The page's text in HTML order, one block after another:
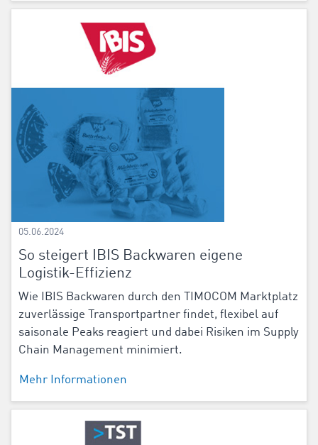
05.06.2024
So steigert IBIS Backwaren eigene
Logistik-Effizienz
Wie IBIS Backwaren durch den TIMOCOM Marktplatz
zuverlässige Transportpartner findet, flexibel auf
saisonale Peaks reagiert und dabei Risiken im Supply
Chain Management minimiert.
Mehr Informationen